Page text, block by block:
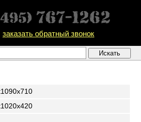
заказать обратный звонок